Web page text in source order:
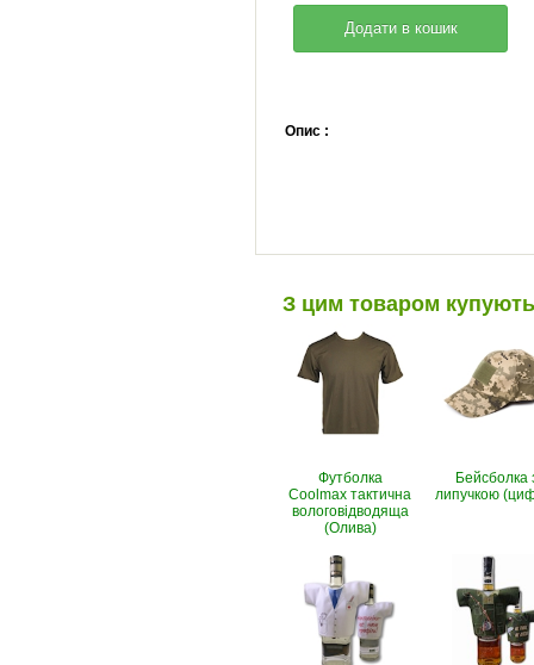
Опис :
З цим товаром купують
Футболка
Coolmax тактична
вологовiдводяща
(Олива)
Бейсболка
липучкою